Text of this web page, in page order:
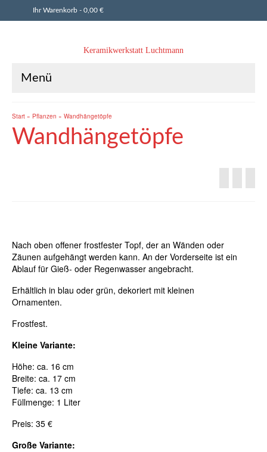
Ihr Warenkorb - 0,00 €
Keramikwerkstatt Luchtmann
Menü
Start » Pflanzen » Wandhängetöpfe
Wandhängetöpfe
Nach oben offener frostfester Topf, der an Wänden oder
Zäunen aufgehängt werden kann. An der Vorderseite ist ein
Ablauf für Gieß- oder Regenwasser angebracht.
Erhältlich in blau oder grün, dekoriert mit kleinen
Ornamenten.
Frostfest.
Kleine Variante:
Höhe: ca. 16 cm
Breite: ca. 17 cm
Tiefe: ca. 13 cm
Füllmenge: 1 Liter
Preis: 35 €
Große Variante: